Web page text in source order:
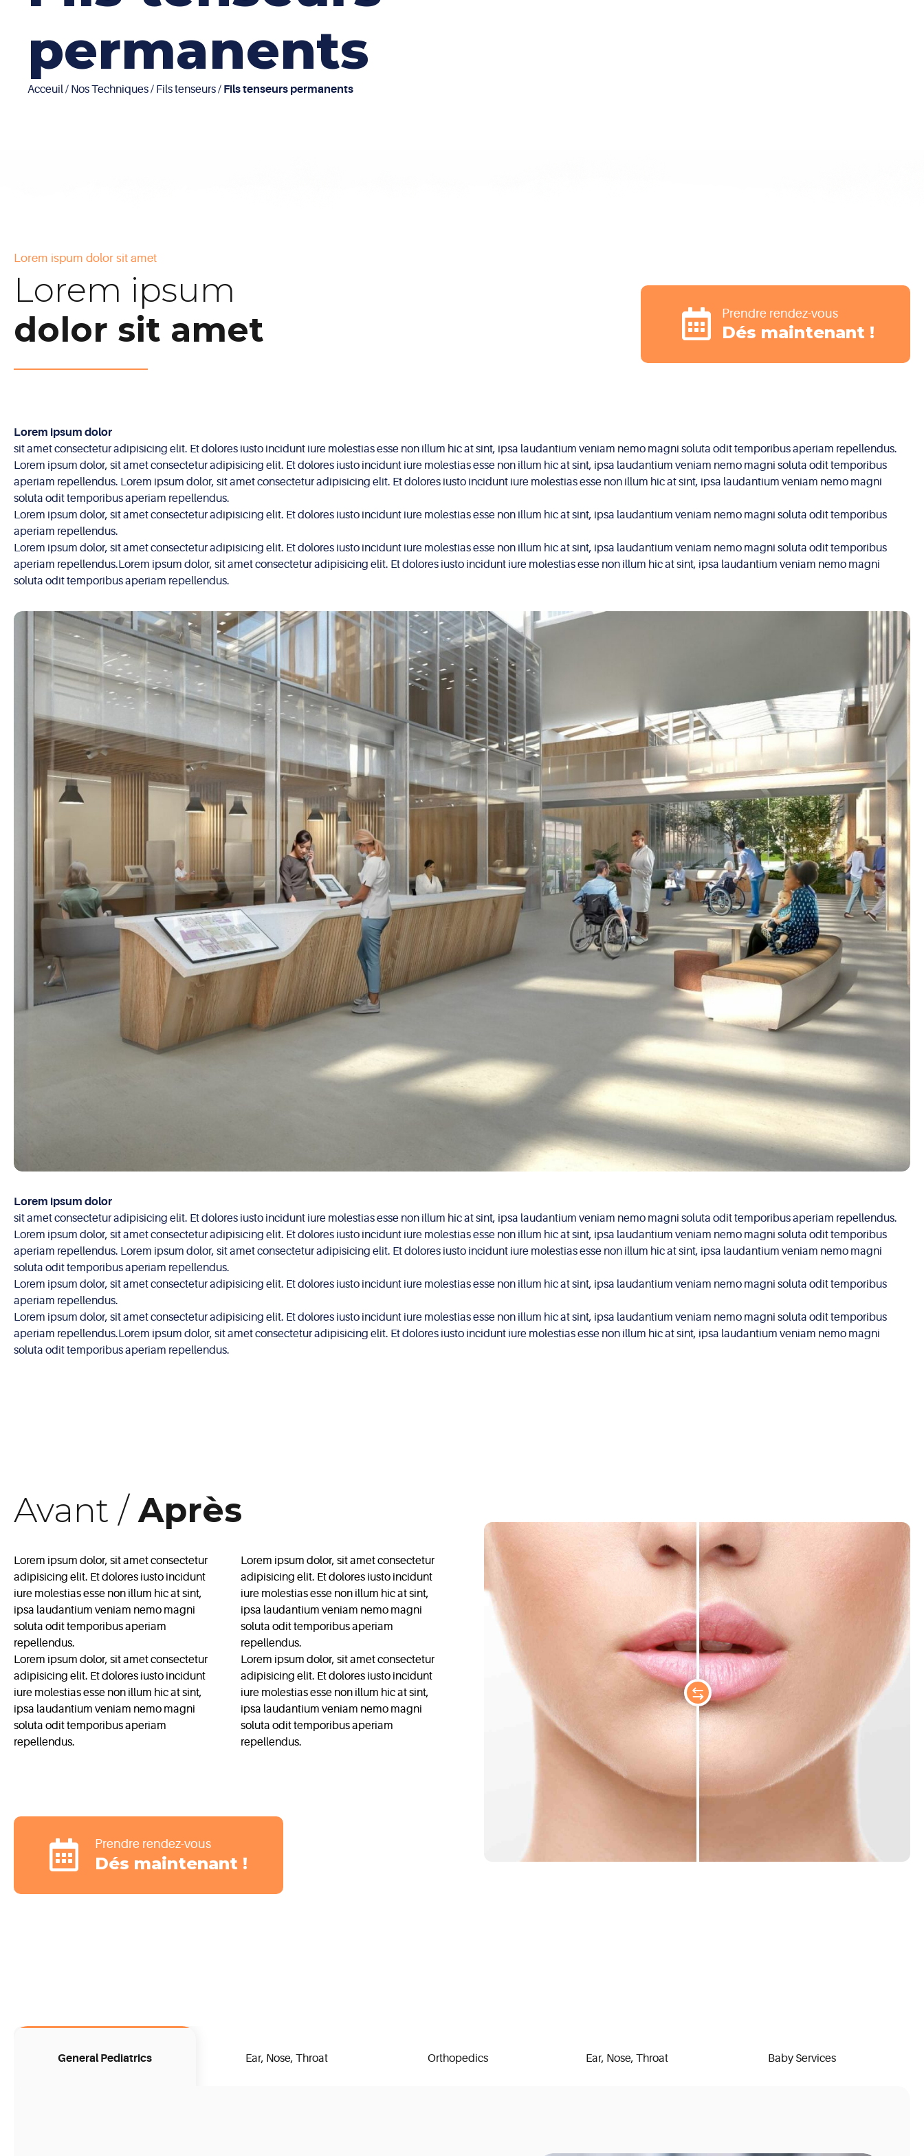
permanents
Acceuil/ Nos Techniques/ Fils tenseurs/ Filstenseurs permanents
Lorem ispum dolor sit amet
Lorem ipsum
dolor sit amet
Prendre rendez-vous
Dés maintenant !
Lorem ipsum dolor
sit amet consectetur adipisicing elit. Et dolores iusto incidunt iure molestias esse non illum hic at sint, ipsa laudantium veniam nemo magni soluta odit temporibus aperiam repellendus.
Lorem ipsum dolor, sit amet consectetur adipisicing elit. Et dolores iusto incidunt iure molestias esse non illum hic at sint, ipsa laudantium veniam nemo magni soluta odit temporibus
aperiam repellendus. Lorem ipsum dolor, sit amet consectetur adipisicing elit. Et dolores iusto incidunt iure molestias esse non illum hic at sint, ipsa laudantium veniam nemo magni
soluta odit temporibus aperiam repellendus.
Lorem ipsum dolor, sit amet consectetur adipisicing elit. Et dolores iusto incidunt iure molestias esse non illum hic at sint, ipsa laudantium veniam nemo magni soluta odit temporibus
aperiam repellendus.
Lorem ipsum dolor, sit amet consectetur adipisicing elit. Et dolores iusto incidunt iure molestias esse non illum hic at sint, ipsa laudantium veniam nemo magni soluta odit temporibus
aperiam repellendus.Lorem ipsum dolor, sit amet consectetur adipisicing elit. Et dolores iusto incidunt iure molestias esse non illum hic at sint, ipsa laudantium veniam nemo magni
soluta odit temporibus aperiam repellendus.
Lorem ipsum dolor
sit amet consectetur adipisicing elit. Et dolores iusto incidunt iure molestias esse non illum hic at sint, ipsa laudantium veniam nemo magni soluta odit temporibus aperiam repellendus.
Lorem ipsum dolor, sit amet consectetur adipisicing elit. Et dolores iusto incidunt iure molestias esse non illum hic at sint, ipsa laudantium veniam nemo magni soluta odit temporibus
aperiam repellendus. Lorem ipsum dolor, sit amet consectetur adipisicing elit. Et dolores iusto incidunt iure molestias esse non illum hic at sint, ipsa laudantium veniam nemo magni
soluta odit temporibus aperiam repellendus.
Lorem ipsum dolor, sit amet consectetur adipisicing elit. Et dolores iusto incidunt iure molestias esse non illum hic at sint, ipsa laudantium veniam nemo magni soluta odit temporibus
aperiam repellendus.
Lorem ipsum dolor, sit amet consectetur adipisicing elit. Et dolores iusto incidunt iure molestias esse non illum hic at sint, ipsa laudantium veniam nemo magni soluta odit temporibus
aperiam repellendus.Lorem ipsum dolor, sit amet consectetur adipisicing elit. Et dolores iusto incidunt iure molestias esse non illum hic at sint, ipsa laudantium veniam nemo magni
soluta odit temporibus aperiam repellendus.
Avant / Après
Lorem ipsum dolor, sit amet consectetur
adipisicing elit. Et dolores iusto incidunt
iure molestias esse non illum hic at sint,
ipsa laudantium veniam nemo magni
soluta odit temporibus aperiam
repellendus.
Lorem ipsum dolor, sit amet consectetur
adipisicing elit. Et dolores iusto incidunt
iure molestias esse non illum hic at sint,
ipsa laudantium veniam nemo magni
soluta odit temporibus aperiam
repellendus.
Lorem ipsum dolor, sit amet consectetur
adipisicing elit. Et dolores iusto incidunt
iure molestias esse non illum hic at sint,
ipsa laudantium veniam nemo magni
soluta odit temporibus aperiam
repellendus.
Lorem ipsum dolor, sit amet consectetur
adipisicing elit. Et dolores iusto incidunt
iure molestias esse non illum hic at sint,
ipsa laudantium veniam nemo magni
soluta odit temporibus aperiam
repellendus.
Prendre rendez-vous
Dés maintenant !
General Pediatrics Ear, Nose, Throat Orthopedics Ear, Nose, Throat Baby Services